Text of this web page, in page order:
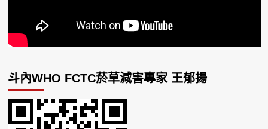
斗內WHO FCTC菸草減害專家 王郁揚